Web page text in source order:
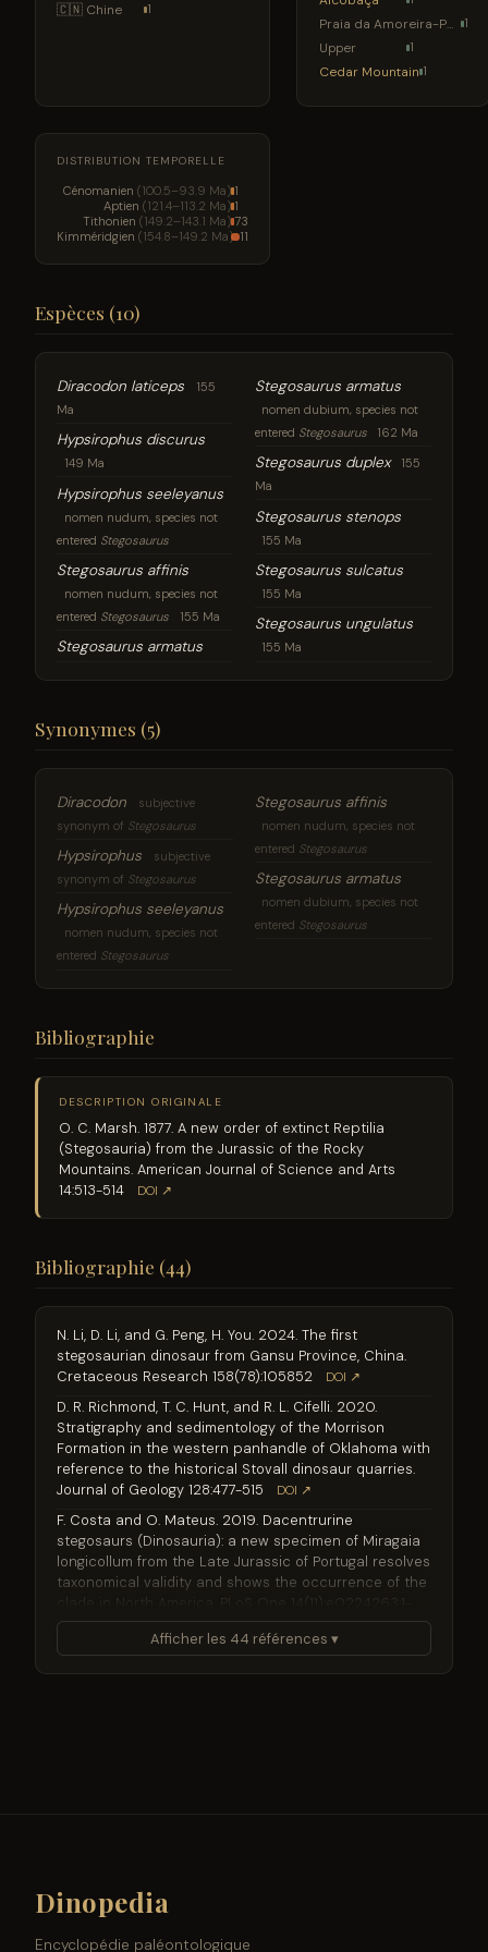
🇨🇳 Chine 1
Praia da Amoreira-Porto Novo 1
Upper 1
Cedar Mountain 1
DISTRIBUTION TEMPORELLE
Cénomanien (100.5–93.9 Ma) 1
Aptien (121.4–113.2 Ma) 1
Tithonien (149.2–143.1 Ma) 73
Kimméridgien (154.8–149.2 Ma) 11
Espèces (10)
Diracodon laticeps
155
Ma
Hypsirophus discurus
149 Ma
Hypsirophus seeleyanus
nomen nudum, species not
entered Stegosaurus
Stegosaurus affinis
nomen nudum, species not
entered Stegosaurus 155 Ma
Stegosaurus armatus
Stegosaurus armatus
nomen dubium, species not
entered Stegosaurus 162 Ma
Stegosaurus duplex
155
Ma
Stegosaurus stenops
155 Ma
Stegosaurus sulcatus
155 Ma
Stegosaurus ungulatus
155 Ma
Synonymes (5)
Diracodon
subjective
synonym of Stegosaurus
Hypsirophus
subjective
synonym of Stegosaurus
Hypsirophus seeleyanus
nomen nudum, species not
entered Stegosaurus
Stegosaurus affinis
nomen nudum, species not
entered Stegosaurus
Stegosaurus armatus
nomen dubium, species not
entered Stegosaurus
Bibliographie
DESCRIPTION ORIGINALE
O. C. Marsh. 1877. A new order of extinct Reptilia
(Stegosauria) from the Jurassic of the Rocky
Mountains. American Journal of Science and Arts
14:513-514
DOI ↗
Bibliographie (44)
N. Li, D. Li, and G. Peng, H. You. 2024. The first
stegosaurian dinosaur from Gansu Province, China.
Cretaceous Research 158(78):105852
DOI ↗
D. R. Richmond, T. C. Hunt, and R. L. Cifelli. 2020.
Stratigraphy and sedimentology of the Morrison
Formation in the western panhandle of Oklahoma with
reference to the historical Stovall dinosaur quarries.
Journal of Geology 128:477-515
DOI ↗
F. Costa and O. Mateus. 2019. Dacentrurine
stegosaurs (Dinosauria): a new specimen of Miragaia
longicollum from the Late Jurassic of Portugal resolves
taxonomical validity and shows the occurrence of the
clade in North America. PLoS One 14(11):e0224263:1-
124
DOI ↗
J. R. Foster, J. B. McHugh, and J. E. Peterson, M. F.
Leschin. 2016. Major bonebeds in mudrocks of the
National Park Service Technical Report
NPS/NCPN/NRTR—2012/585
Afficher les 44 références ▾
Dinopedia
Encyclopédie paléontologique